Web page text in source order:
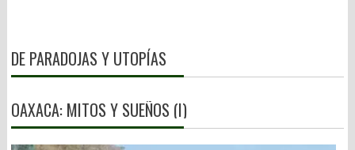
DE PARADOJAS Y UTOPÍAS
OAXACA: MITOS Y SUEÑOS (I)